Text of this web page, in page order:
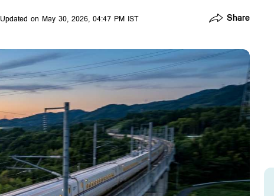
Updated on May 30, 2026, 04:47 PM IST Share